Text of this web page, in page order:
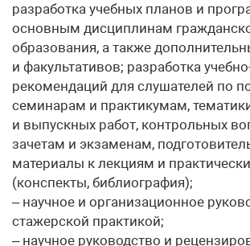
разработка учебных планов и
основным дисциплинам
образования, а также
и факультативов; разработка
рекомендаций для слушателей по
семинарам и практикумам,
и выпускных работ, контрольных
зачетам и экзаменам,
материалы к лекциям и
(конспекты, библиография);
– научное и организационное
стажерской практикой;
– научное руководство и